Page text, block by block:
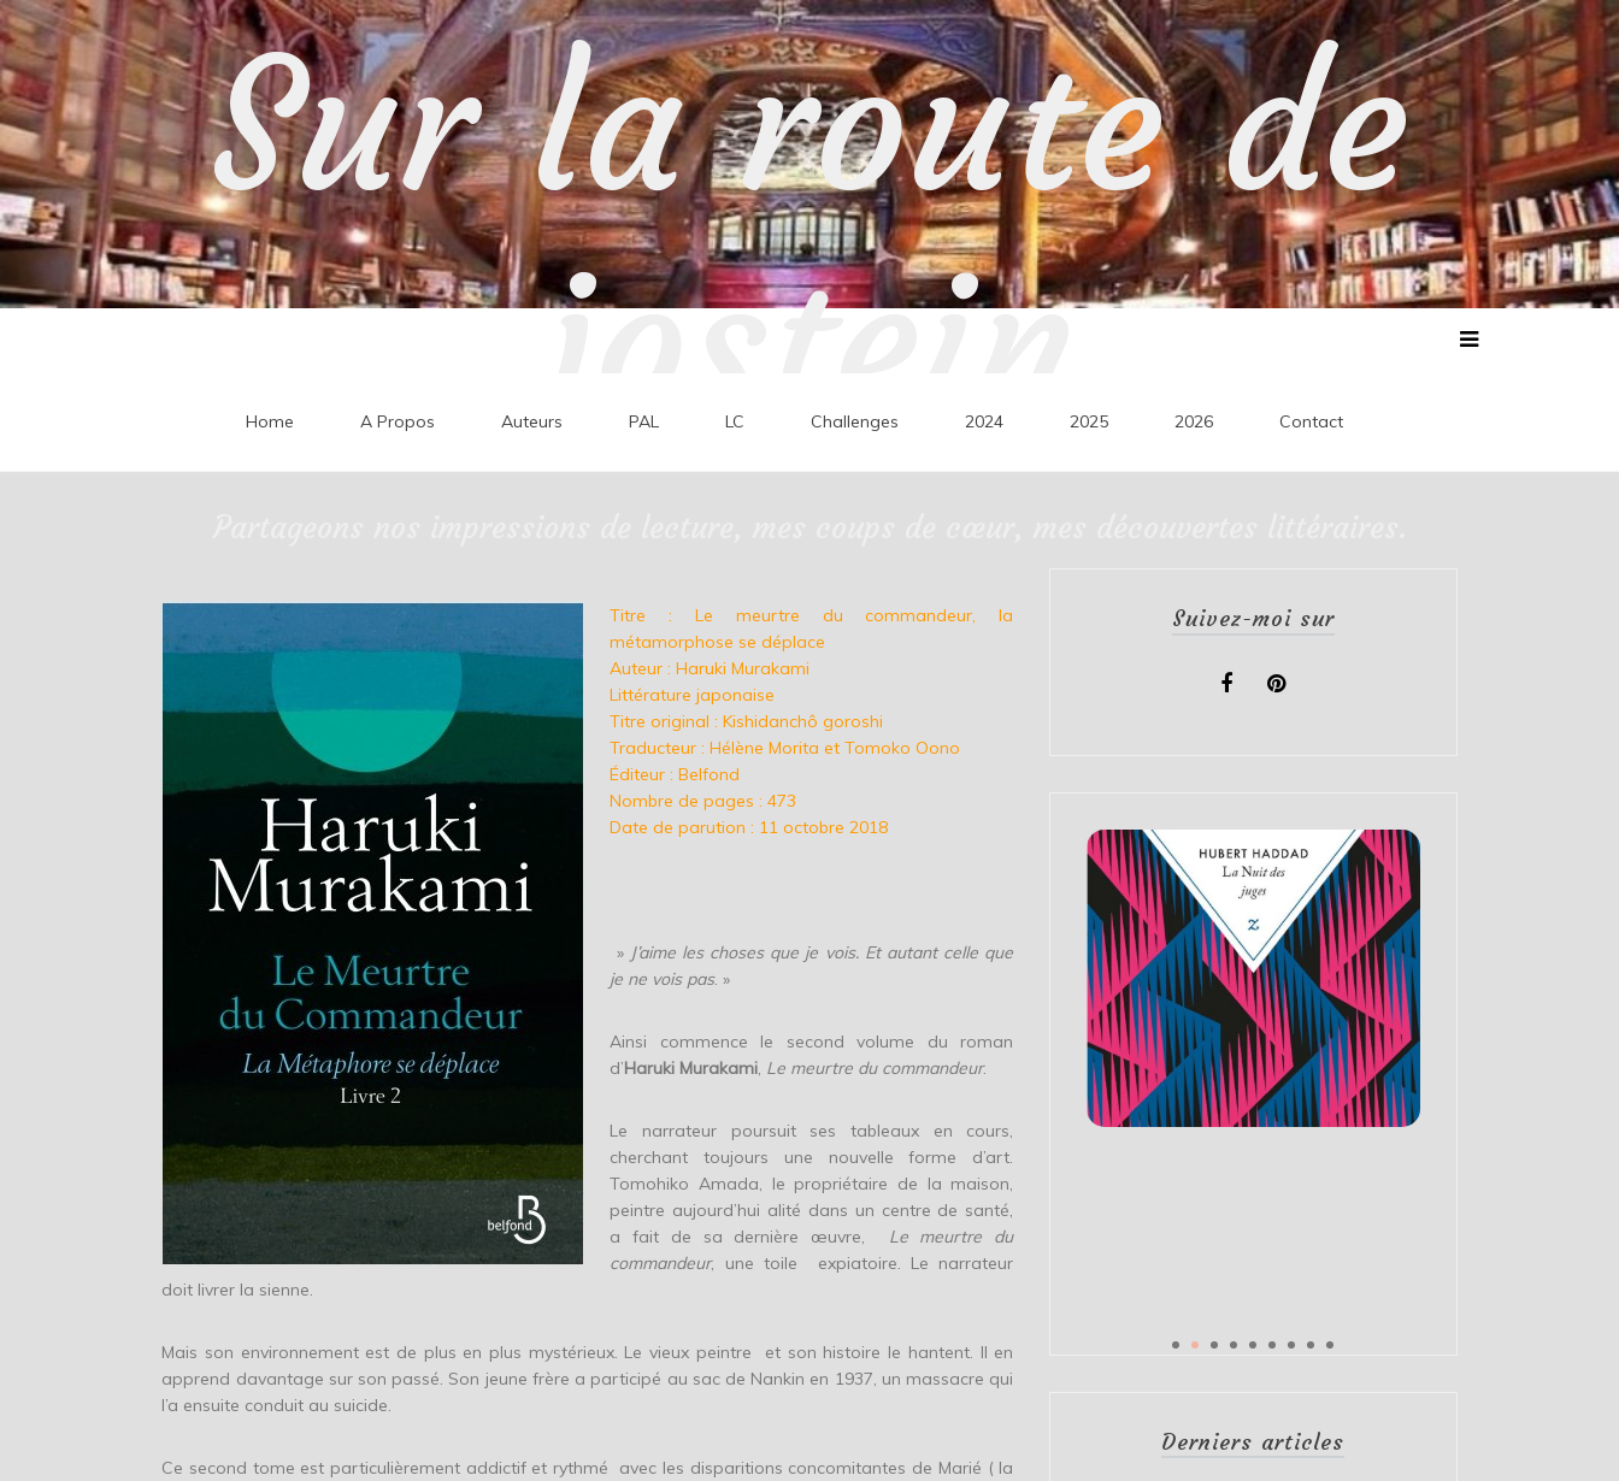
Skip
to
content
Sur la route de
jostein
Home A Propos Auteurs PAL LC Challenges 2024 2025 2026 Contact
Titre : Le meurtre du commandeur, la
métamorphose se déplace
Auteur : Haruki Murakami
Littérature japonaise
Titre original : Kishidanchô goroshi
Traducteur : Hélène Morita et Tomoko Oono
Éditeur : Belfond
Nombre de pages : 473
Date de parution : 11 octobre 2018
» J’aime les choses que je vois. Et autant celle que
je ne vois pas. »
Ainsi commence le second volume du roman
d’Haruki Murakami, Le meurtre du commandeur.
Le narrateur poursuit ses tableaux en cours,
cherchant toujours une nouvelle forme d’art.
Tomohiko Amada, le propriétaire de la maison,
peintre aujourd’hui alité dans un centre de santé,
a fait de sa dernière œuvre, Le meurtre du
commandeur, une toile expiatoire. Le narrateur
doit livrer la sienne.
Mais son environnement est de plus en plus mystérieux. Le vieux peintre et son histoire le hantent. Il en
apprend davantage sur son passé. Son jeune frère a participé au sac de Nankin en 1937, un massacre qui
l’a ensuite conduit au suicide.
Ce second tome est particulièrement addictif et rythmé avec les disparitions concomitantes de Marié ( la
Suivez-moi sur
Derniers articles